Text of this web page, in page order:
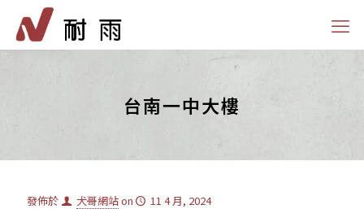
台南一中大樓
發佈於 犬哥網站on 11 4 月, 2024